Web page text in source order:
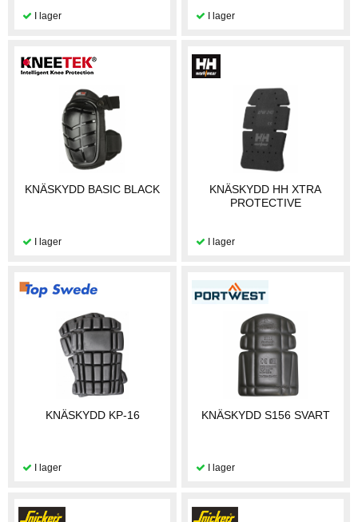
KNÄSKYDD BASIC BLACK
KNÄSKYDD HH XTRA
PROTECTIVE
KNÄSKYDD KP-16 KNÄSKYDD S156 SVART